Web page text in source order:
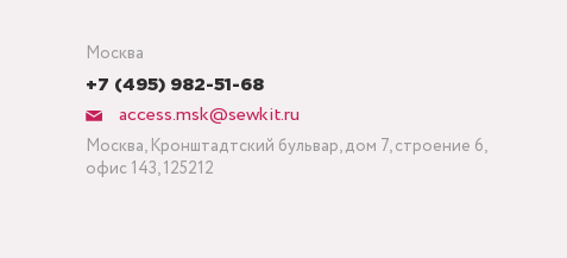
Москва
+7 (495) 982-51-68
access.msk@sewkit.ru
Москва, Кронштадтский бульвар, дом 7, строение 6,
офис 143, 125212